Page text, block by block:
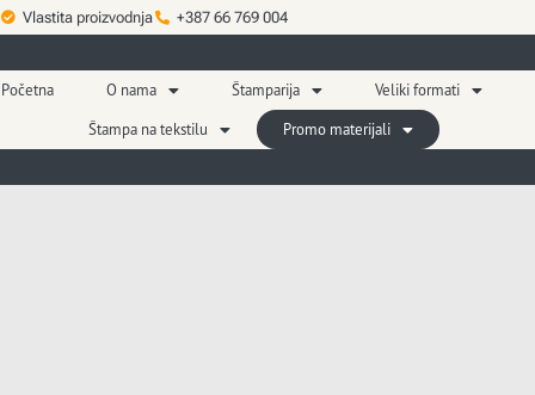
Vlastita proizvodnja +387 66 769 004
Početna O nama Štamparija Veliki formati
Štampa na tekstilu
Promo materijali